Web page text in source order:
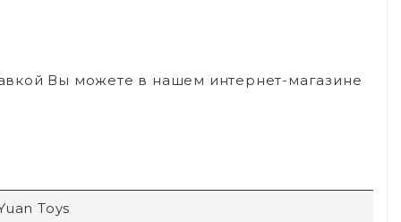
Вы можете в нашем интернет-магазине
Toys